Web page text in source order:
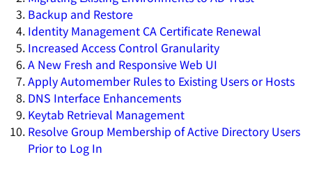
Backup and Restore
Identity Management CA Certificate Renewal
Increased Access Control Granularity
A New Fresh and Responsive Web UI
Apply Automember Rules to Existing Users or Hosts
DNS Interface Enhancements
Keytab Retrieval Management
Resolve Group Membership of Active Directory Users
Prior to Log In